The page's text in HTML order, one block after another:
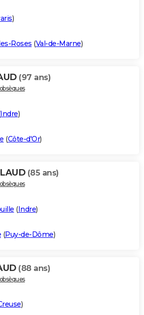
)
Roses (Val-de-Marne)
(97 ans)
Indre)
(Côte-d'Or)
(85 ans)
(Indre)
(Puy-de-Dôme)
(88 ans)
)